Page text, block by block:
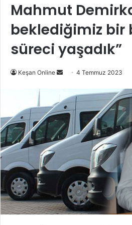
Mahmut
beklediğimiz bir
süreci yaşadık”
Keşan Online
Bir
posta
göndermek
4 Temmuz 2023